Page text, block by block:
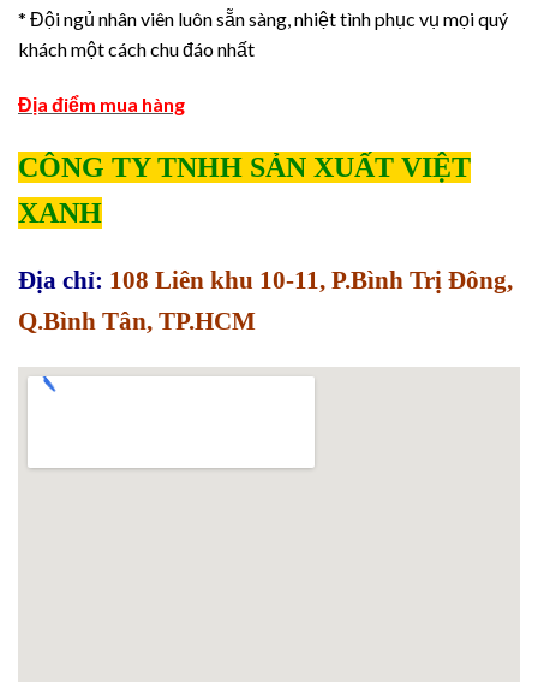
* Đội ngủ nhân viên luôn sẵn sàng, nhiệt tình phục vụ mọi quý
khách một cách chu đáo nhất
Địa điểm mua hàng
CÔNG TY TNHH SẢN XUẤT VIỆT
XANH
Địa chỉ: 108 Liên khu 10-11, P.Bình Trị Đông,
Q.Bình Tân, TP.HCM